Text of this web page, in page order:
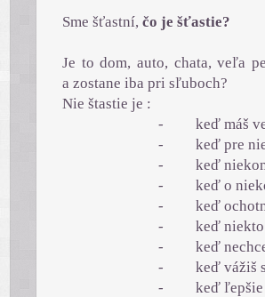
Sme šťastní, čo je šťastie?
Je to dom, auto, chata, veľa
a zostane iba pri sľuboch?
Nie štastie je :
- keď máš veľa
-keď pre
-keď
-keď o
-keď
-keď niekto
-keď
-keď vážiš
-keď